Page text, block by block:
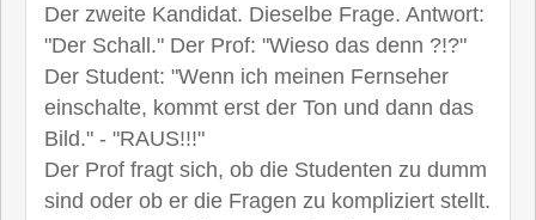
Der zweite Kandidat. Dieselbe Frage. Antwort:
"Der Schall." Der Prof: "Wieso das denn ?!?"
Der Student: "Wenn ich meinen Fernseher
einschalte, kommt erst der Ton und dann das
Bild." - "RAUS!!!"
Der Prof fragt sich, ob die Studenten zu dumm
sind oder ob er die Fragen zu kompliziert stellt.